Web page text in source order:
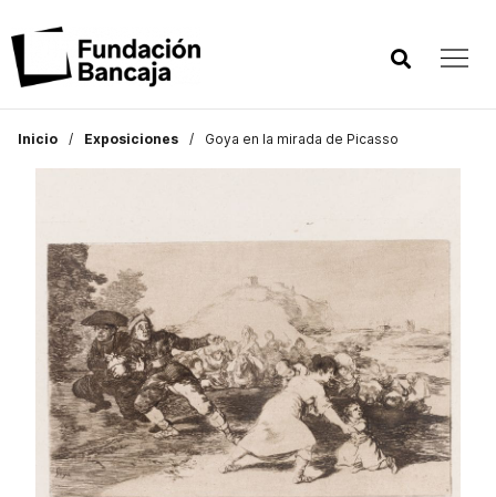
Inicio Exposiciones Goya en la mirada de Picasso